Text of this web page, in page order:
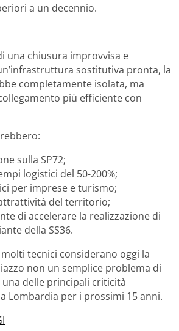
a un decennio.
una chiusura improvvisa e
sostitutiva pronta, la
completamente isolata, ma
più efficiente con
sulla SP72;
logistici del 50-200%;
per imprese e turismo;
del territorio;
di accelerare la realizzazione di
della SS36.
tecnici considerano oggi la
non un semplice problema di
delle principali criticità
Lombardia per i prossimi 15 anni.